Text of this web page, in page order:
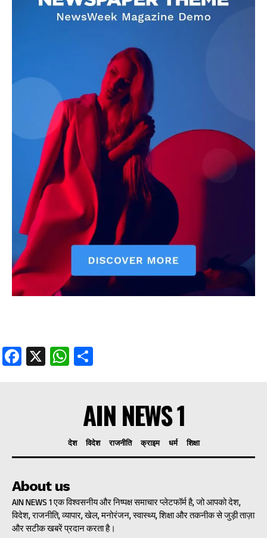
AIN NEWS 1
Contact Us
Privacy Policy
Terms of Use Agreement
Facebook
X WhatsApp
Share
Facebook
X WhatsApp
AIN NEWS 1
देश विदेश राजनीति क्राइम धर्म शिक्षा
About us
AIN NEWS 1 एक विश्वसनीय और निष्पक्ष समाचार प्लेटफॉर्म है, जो आपको देश,
विदेश, राजनीति, व्यापार, खेल, मनोरंजन, स्वास्थ्य, शिक्षा और तकनीक से जुड़ी ताज़ा
और सटीक खबरें प्रदान करता है।